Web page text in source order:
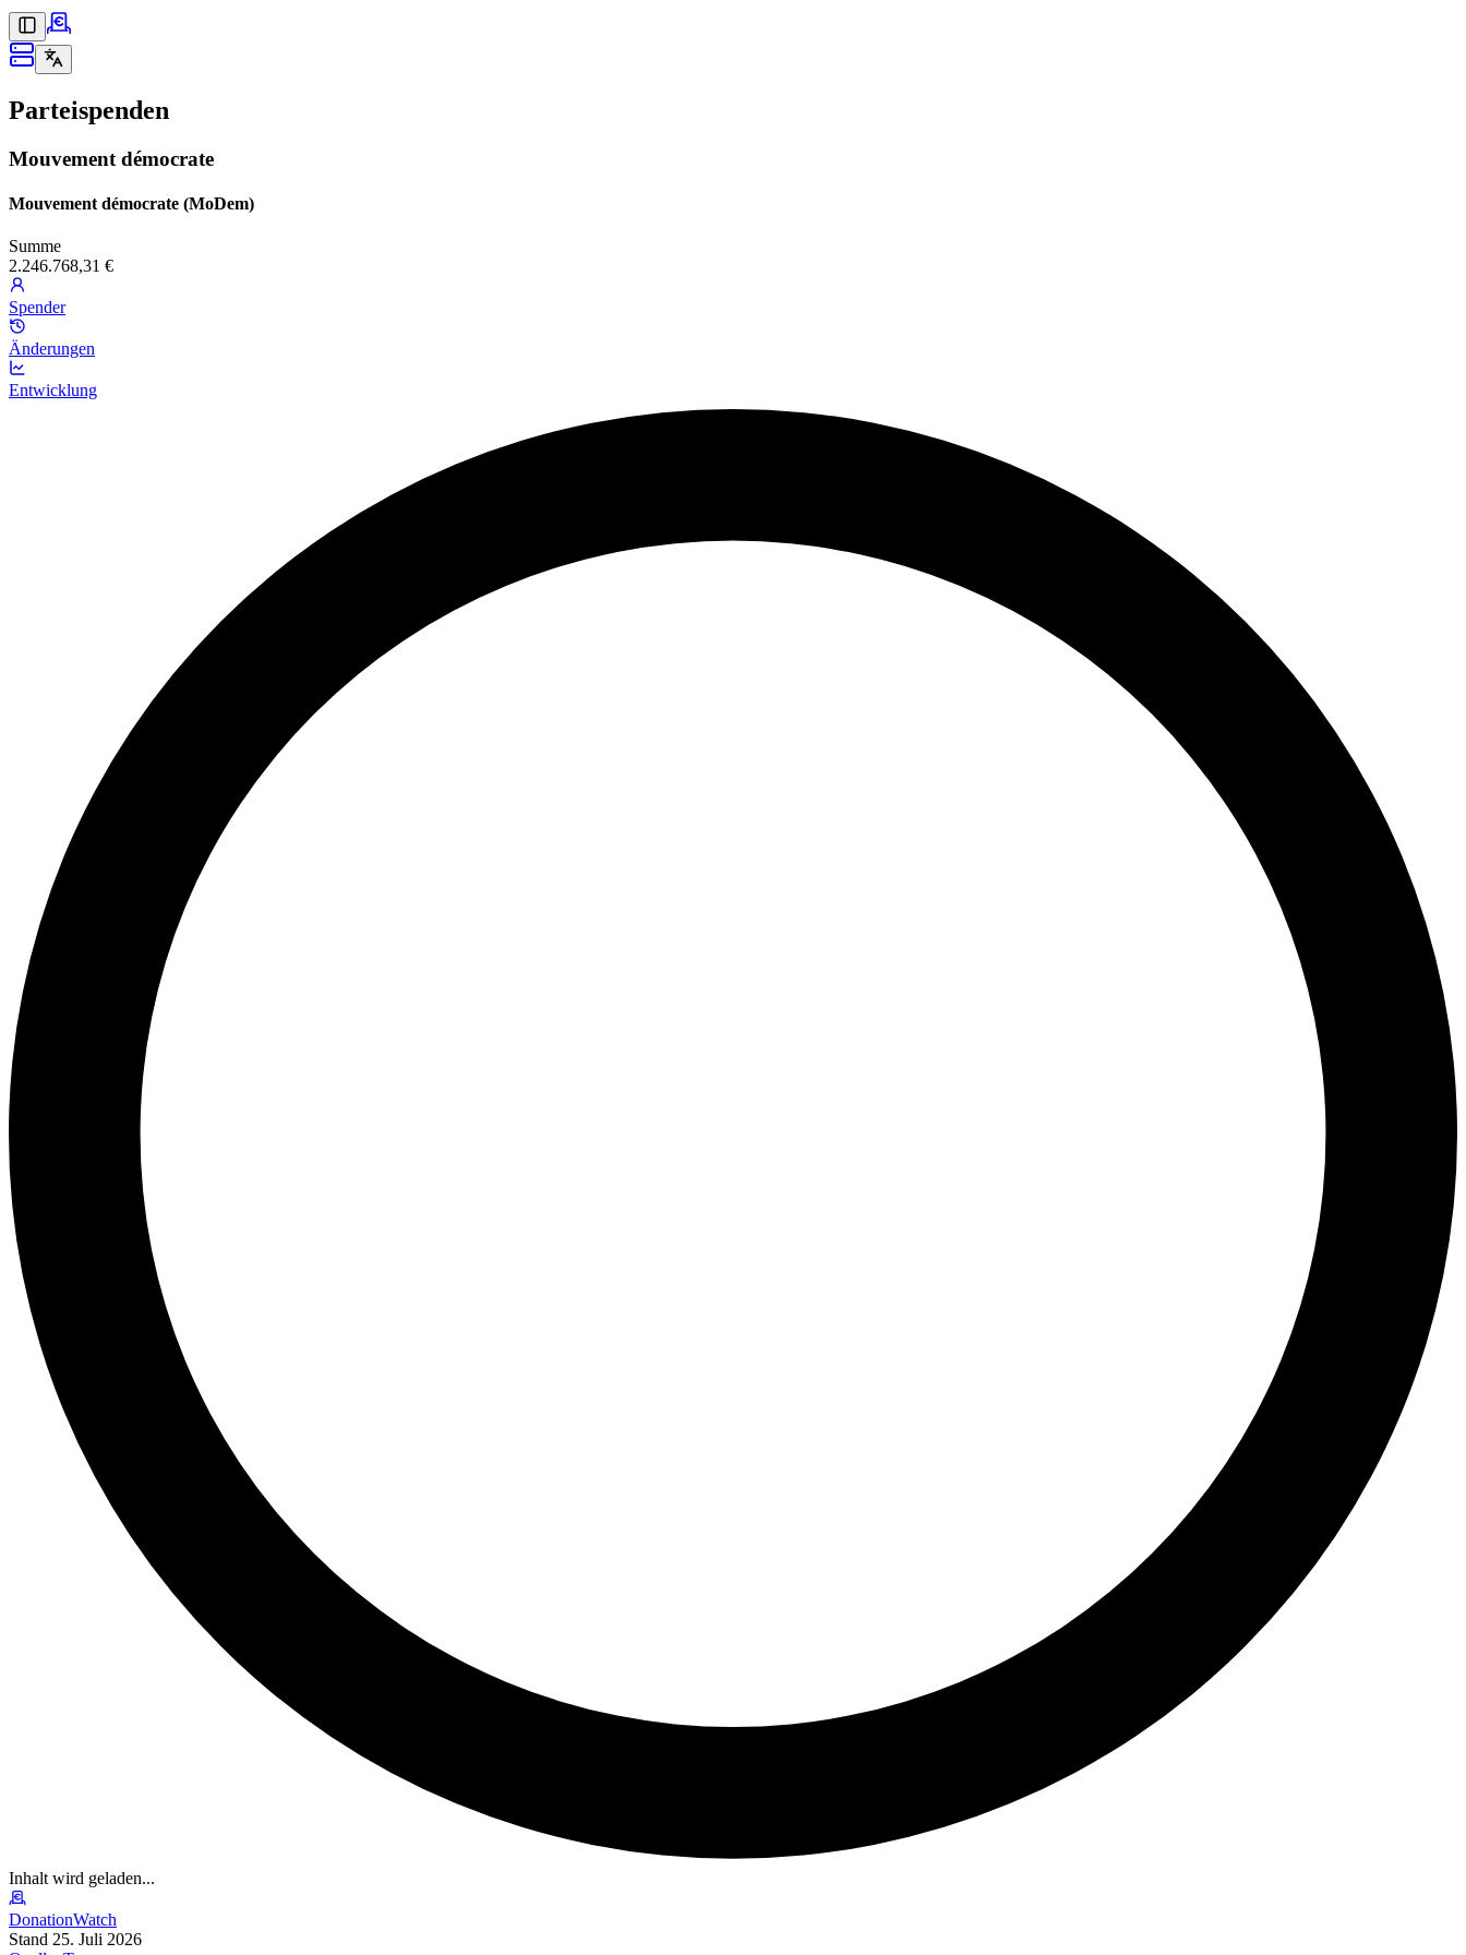
Parteispenden
Mouvement démocrate
Mouvement démocrate (MoDem)
Summe
2.246.768,31 €
Spender
Änderungen
Entwicklung
Inhalt wird geladen...
DonationWatch
Stand 25. Juli 2026